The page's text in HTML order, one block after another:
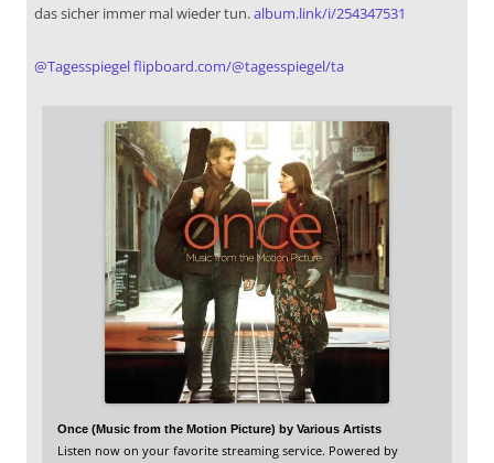
das sicher immer mal wieder tun.album.link/i/254347531
@Tagesspiegelflipboard.com/@tagesspiegel/ta
Once (Music from the Motion Picture) by Various Artists
Listen now on your favorite streaming service. Powered by